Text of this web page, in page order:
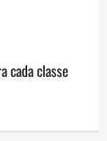
cada classe